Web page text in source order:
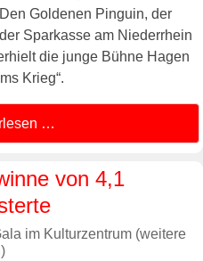
Goldenen Pinguin, der
Sparkasse am Niederrhein
die junge Bühne Hagen
Krieg“.
…
von 4,1
im Kulturzentrum (weitere